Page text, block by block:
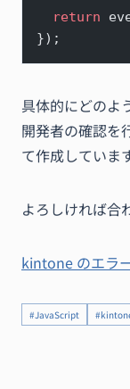
  return
});
具体的にどのよ
開発者の確認を
て作成しています
よろしければ合
kintone のエラ
#JavaScript